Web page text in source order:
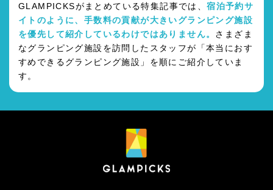
GLAMPICKSがまとめている特集記事では、宿泊予約サ
イトのように、手数料の貢献が大きいグランピング施設
を優先して紹介しているわけではありません。 さまざま
なグランピング施設を訪問したスタッフが「本当におす
すめできるグランピング施設」を順にご紹介していま
す。